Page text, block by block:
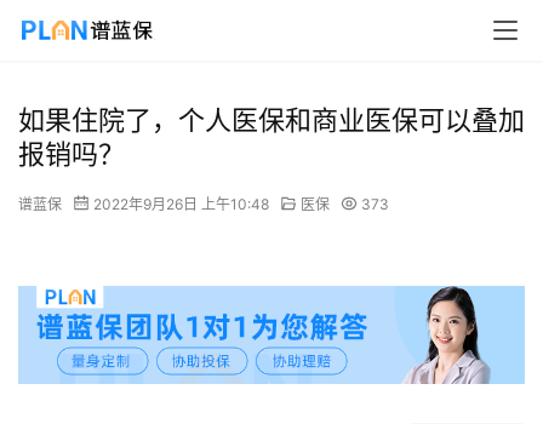
如果住院了，个人医保和商业医保可以叠加
报销吗？
谱蓝保 2022年9月26日 上午10:48 医保 373